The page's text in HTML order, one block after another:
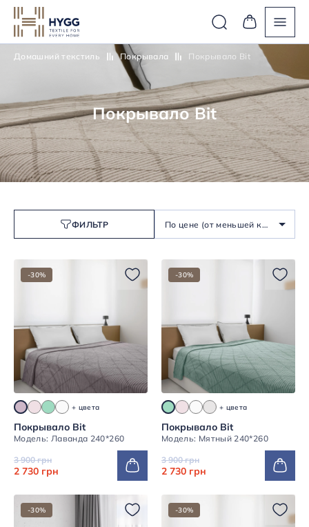
Домашний текстиль Покрывала Покрывало Bit
Покрывало Bit
ФИЛЬТР
По цене (от меньшей к
-30%
+ цвета
Покрывало Bit
Модель: Лаванда 240*260
3 900 грн
2 730 грн
-30%
+ цвета
Покрывало Bit
Модель: Мятный 240*260
3 900 грн
2 730 грн
-30% -30%